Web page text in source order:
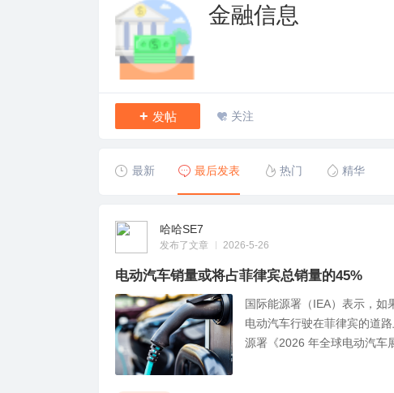
» › ›
金融信息
+ 发帖 关注
最新 最后发表 热门 精华
哈哈SE7
发布了文章 2026-5-26
电动汽车销量或将占菲律宾总销量的45%
国际能源署（IEA）表示，
电动汽车行驶在菲律宾的道
源署《202​​6 年全球电动汽车